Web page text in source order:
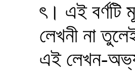
ৎ। এই বর্ণটি
লেখনী না
এই লেখন-